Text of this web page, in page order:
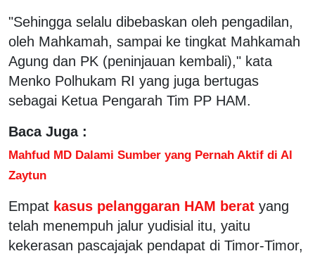
"Sehingga selalu dibebaskan oleh pengadilan,
oleh Mahkamah, sampai ke tingkat Mahkamah
Agung dan PK (peninjauan kembali)," kata
Menko Polhukam RI yang juga bertugas
sebagai Ketua Pengarah Tim PP HAM.
Baca Juga :
Mahfud MD Dalami Sumber yang Pernah Aktif di Al
Zaytun
Empat kasus pelanggaran HAM berat yang
telah menempuh jalur yudisial itu, yaitu
kekerasan pascajajak pendapat di Timor-Timor,